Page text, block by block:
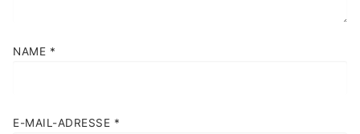
NAME *
E-MAIL-ADRESSE *